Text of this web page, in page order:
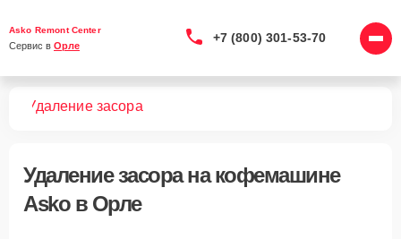
Asko Remont Center
Сервис в Орле
+7 (800) 301-53-70
Удаление засора
Удаление засорана кофемашине
Asko в Орле